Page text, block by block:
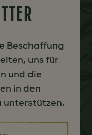
Beschaffung
uns für
und die
in den
unterstützen.